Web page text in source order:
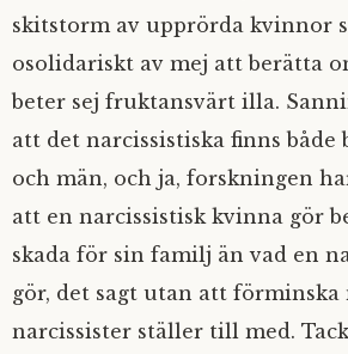
skitstorm av upprörda kvinnor
osolidariskt av mej att berätta
beter sej fruktansvärt illa.
att det narcissistiska finns
och män, och ja, forskningen
att en narcissistisk kvinna gör
skada för sin familj än vad en
gör, det sagt utan att
narcissister ställer till med.